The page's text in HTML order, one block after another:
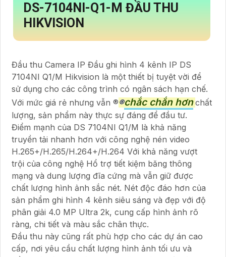
DS-7104NI-Q1-M ĐẦU THU
HIKVISION
Đầu thu Camera IP Đầu ghi hình 4 kênh IP DS
7104NI Q1/M Hikvision là một thiết bị tuyệt vời để
sử dụng cho các công trình có ngân sách hạn chế.
Với mức giá rẻ nhưng vẫn ®️®️chắc chắn hơn chất
lượng, sản phẩm này thực sự đáng để đầu tư.
Điểm mạnh của DS 7104NI Q1/M là khả năng
truyền tải nhanh hơn với công nghệ nén video
H.265+/H.265/H.264+/H.264 Với khả năng vượt
trội của công nghệ Hổ trợ tiết kiệm băng thông
mạng và dung lượng đĩa cứng mà vẫn giữ được
chất lượng hình ảnh sắc nét. Nét độc đáo hơn của
sản phẩm ghi hình 4 kênh siêu sáng và đẹp với độ
phân giải 4.0 MP Ultra 2k, cung cấp hình ảnh rõ
ràng, chi tiết và màu sắc chân thực.
Đầu thu này cũng rất phù hợp cho các dự án cao
cấp, nơi yêu cầu chất lượng hình ảnh tối ưu và